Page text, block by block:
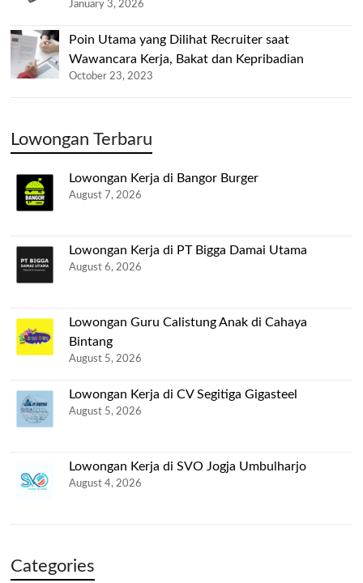
January 3, 2026
Poin Utama yang Dilihat Recruiter saat
Wawancara Kerja, Bakat dan Kepribadian
October 23, 2023
Lowongan Terbaru
Lowongan Kerja di Bangor Burger
August 7, 2026
Lowongan Kerja di PT Bigga Damai Utama
August 6, 2026
Lowongan Guru Calistung Anak di Cahaya
Bintang
August 5, 2026
Lowongan Kerja di CV Segitiga Gigasteel
August 5, 2026
Lowongan Kerja di SVO Jogja Umbulharjo
August 4, 2026
Categories